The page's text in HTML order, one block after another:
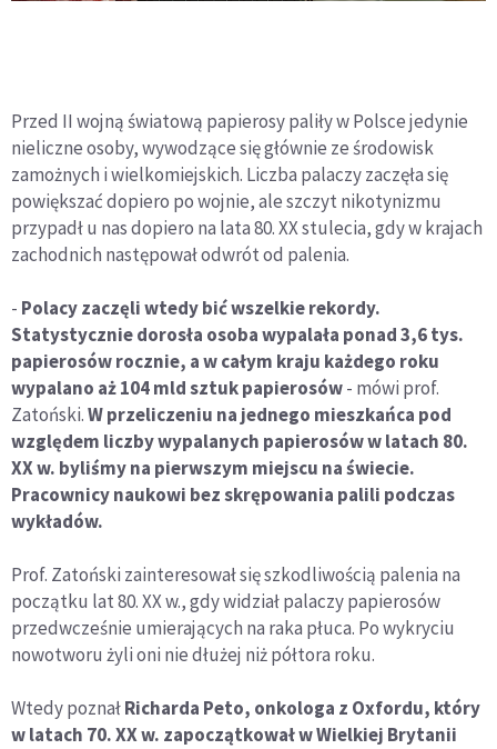
Przed II wojną światową papierosy paliły w Polsce jedynie
nieliczne osoby, wywodzące się głównie ze środowisk
zamożnych i wielkomiejskich. Liczba palaczy zaczęła się
powiększać dopiero po wojnie, ale szczyt nikotynizmu
przypadł u nas dopiero na lata 80. XX stulecia, gdy w krajach
zachodnich następował odwrót od palenia.
- Polacy zaczęli wtedy bić wszelkie rekordy.
Statystycznie dorosła osoba wypalała ponad 3,6 tys.
papierosów rocznie, a w całym kraju każdego roku
wypalano aż 104 mld sztuk papierosów- mówi prof.
Zatoński.W przeliczeniu na jednego mieszkańca pod
względem liczby wypalanych papierosów w latach 80.
XX w. byliśmy na pierwszym miejscu na świecie.
Pracownicy naukowi bez skrępowania palili podczas
wykładów.
Prof. Zatoński zainteresował się szkodliwością palenia na
początku lat 80. XX w., gdy widział palaczy papierosów
przedwcześnie umierających na raka płuca. Po wykryciu
nowotworu żyli oni nie dłużej niż półtora roku.
Wtedy poznałRicharda Peto, onkologa z Oxfordu, który
w latach 70. XX w. zapoczątkował w Wielkiej Brytanii